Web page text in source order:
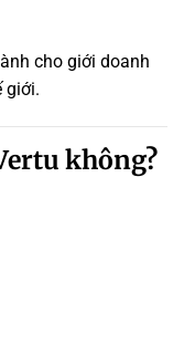
cho giới doanh
giới.
không?